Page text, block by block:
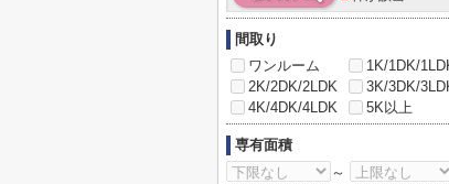
間取り
ワンルーム
1K/1DK/
2K/2DK/2LDK
3K/3DK/
4K/4DK/4LDK
5K以上
専有面積
～